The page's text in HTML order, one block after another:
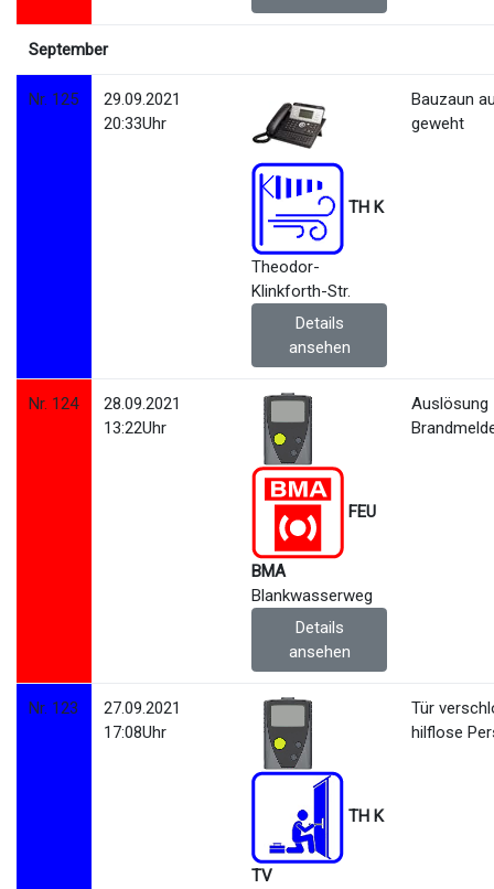
September
Nr. 125
29.09.2021
20:33Uhr
TH K
Theodor-
Klinkforth-Str.
Details
ansehen
Bauzaun
geweht
Nr. 124
28.09.2021
13:22Uhr
FEU
BMA
Blankwasserweg
Details
ansehen
Auslösung
Nr. 123
27.09.2021
17:08Uhr
TH K
TV
Tür
hilflose